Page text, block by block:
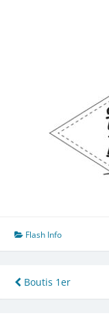
Flash Info
Navigation
de
Boutis 1er